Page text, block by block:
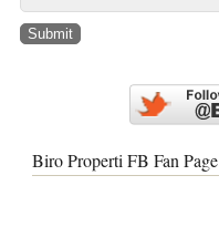
Biro Properti FB Fan Page